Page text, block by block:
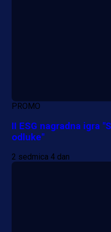
PROMO
II ESG nagradna igra
odluke"
2 sedmica 4 dan